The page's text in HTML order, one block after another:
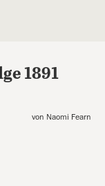
1891
von Naomi Fearn
teilenteilen